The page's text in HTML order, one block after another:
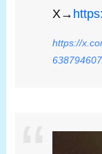
X→
https://